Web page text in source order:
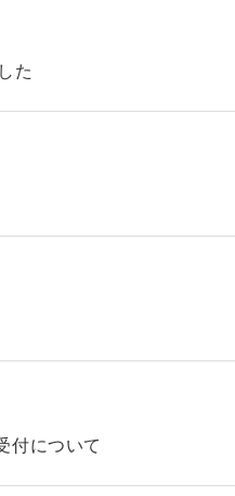
た
付について